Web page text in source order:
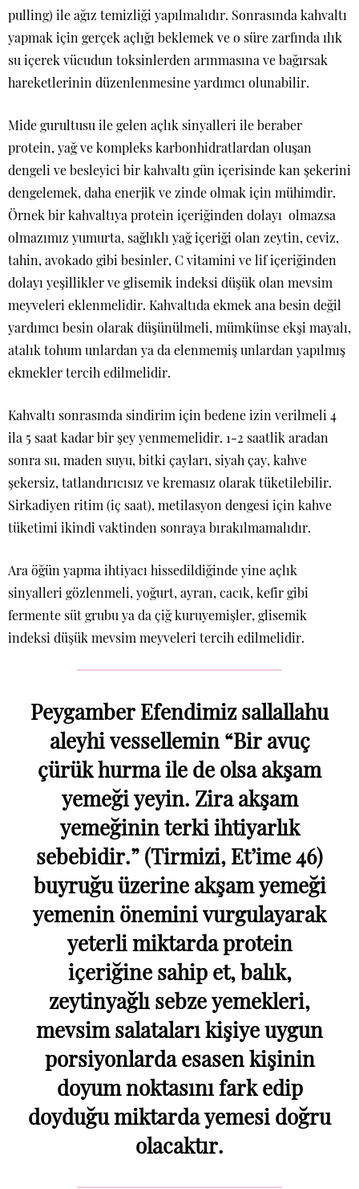
pulling) ile ağız temizliği yapılmalıdır. Sonrasında kahvaltı
yapmak için gerçek açlığı beklemek ve o süre zarfında ılık
su içerek vücudun toksinlerden arınmasına ve bağırsak
hareketlerinin düzenlenmesine yardımcı olunabilir.
Mide gurultusu ile gelen açlık sinyalleri ile beraber
protein, yağ ve kompleks karbonhidratlardan oluşan
dengeli ve besleyici bir kahvaltı gün içerisinde kan şekerini
dengelemek, daha enerjik ve zinde olmak için mühimdir.
Örnek bir kahvaltıya protein içeriğinden dolayı olmazsa
olmazımız yumurta, sağlıklı yağ içeriği olan zeytin, ceviz,
tahin, avokado gibi besinler, C vitamini ve lif içeriğinden
dolayı yeşillikler ve glisemik indeksi düşük olan mevsim
meyveleri eklenmelidir. Kahvaltıda ekmek ana besin değil
yardımcı besin olarak düşünülmeli, mümkünse ekşi mayalı,
atalık tohum unlardan ya da elenmemiş unlardan yapılmış
ekmekler tercih edilmelidir.
Kahvaltı sonrasında sindirim için bedene izin verilmeli 4
ila 5 saat kadar bir şey yenmemelidir. 1-2 saatlik aradan
sonra su, maden suyu, bitki çayları, siyah çay, kahve
şekersiz, tatlandırıcısız ve kremasız olarak tüketilebilir.
Sirkadiyen ritim (iç saat), metilasyon dengesi için kahve
tüketimi ikindi vaktinden sonraya bırakılmamalıdır.
Ara öğün yapma ihtiyacı hissedildiğinde yine açlık
sinyalleri gözlenmeli, yoğurt, ayran, cacık, kefir gibi
fermente süt grubu ya da çiğ kuruyemişler, glisemik
indeksi düşük mevsim meyveleri tercih edilmelidir.
Peygamber Efendimiz sallallahu
aleyhi vessellemin “Bir avuç
çürük hurma ile de olsa akşam
yemeği yeyin. Zira akşam
yemeğinin terki ihtiyarlık
sebebidir.” (Tirmizi, Et’ime 46)
buyruğu üzerine akşam yemeği
yemenin önemini vurgulayarak
yeterli miktarda protein
içeriğine sahip et, balık,
zeytinyağlı sebze yemekleri,
mevsim salataları kişiye uygun
porsiyonlarda esasen kişinin
doyum noktasını fark edip
doyduğu miktarda yemesi doğru
olacaktır.